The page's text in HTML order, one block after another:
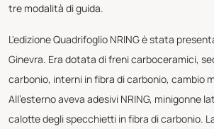
tre modalità di guida.
L'edizione Quadrifoglio NRING è stata
Ginevra. Era dotata di freni carboceramici,
carbonio, interni in fibra di carbonio, cambio
All'esterno aveva adesivi NRING, minigonne
calotte degli specchietti in fibra di carbonio.